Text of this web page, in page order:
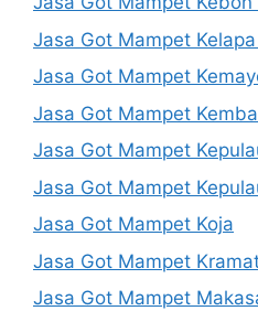
Jasa Got Mampet
Jasa Got Mampet
Jasa Got Mampet
Jasa Got Mampet
Jasa Got Mampet
Jasa Got Mampet Koja
Jasa Got Mampet
Jasa Got Mampet